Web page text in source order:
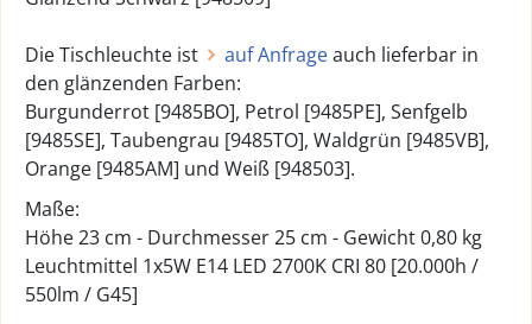
Die Tischleuchte ist auf Anfrageauch lieferbar in
den glänzenden Farben:
Burgunderrot [9485BO], Petrol [9485PE], Senfgelb
[9485SE], Taubengrau [9485TO], Waldgrün [9485VB],
Orange [9485AM] und Weiß [948503].
Maße:
Höhe 23 cm - Durchmesser 25 cm - Gewicht 0,80 kg
Leuchtmittel 1x5W E14 LED 2700K CRI 80 [20.000h /
550lm / G45]